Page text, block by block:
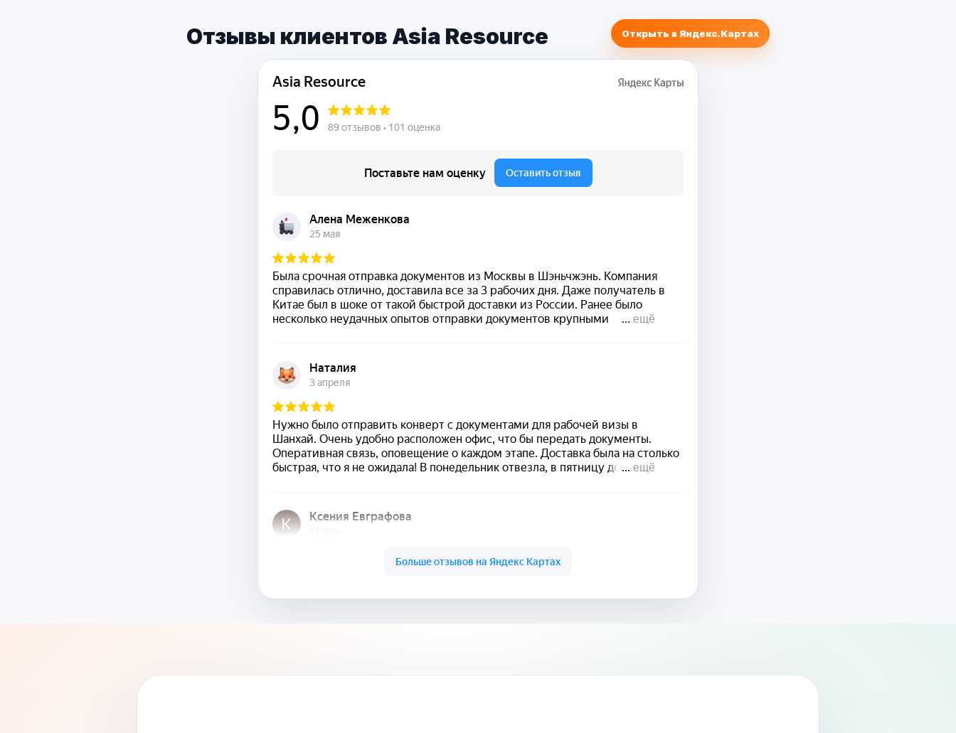
Отзывы клиентов Asia Resource Открыть в Яндекс.Картах